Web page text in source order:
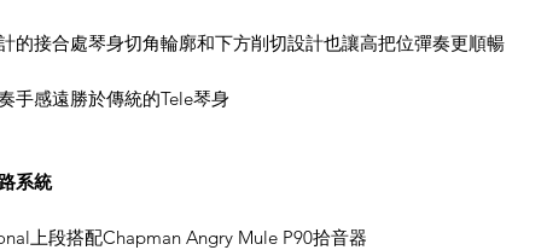
的接合處琴身切角輪廓和下方削切設計也讓高把位彈奏更順暢
手感遠勝於傳統的Tele琴身
系統
上段搭配Chapman Angry Mule P90拾音器